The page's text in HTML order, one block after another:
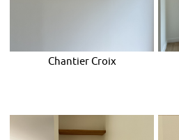
Chantier Croix